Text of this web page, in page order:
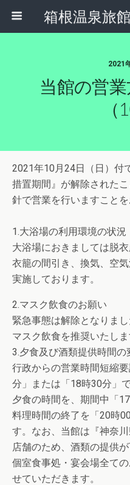
2021
当館の営
2021年10月24日（日）付
措置期間』が解除された
針で営業を行いますことを
1.大浴場の利用環境の状況‌
大浴場におきましては脱
衣籠の間引き、換気、空
実施しております。‌
2.マスク飲食のお願い
緊急事態は解除となりま
マスク飲食を推奨いたしま
3.夕食及び酒類提供時間の
行政からの営業時間短縮
分」または「18時30分」
夕食の時間を、期間中「
料理時間の終了を「20時
す。なお、当館は『神奈
店舗のため、酒類の提供
個室食事処・宴会場全て
せていただきます。